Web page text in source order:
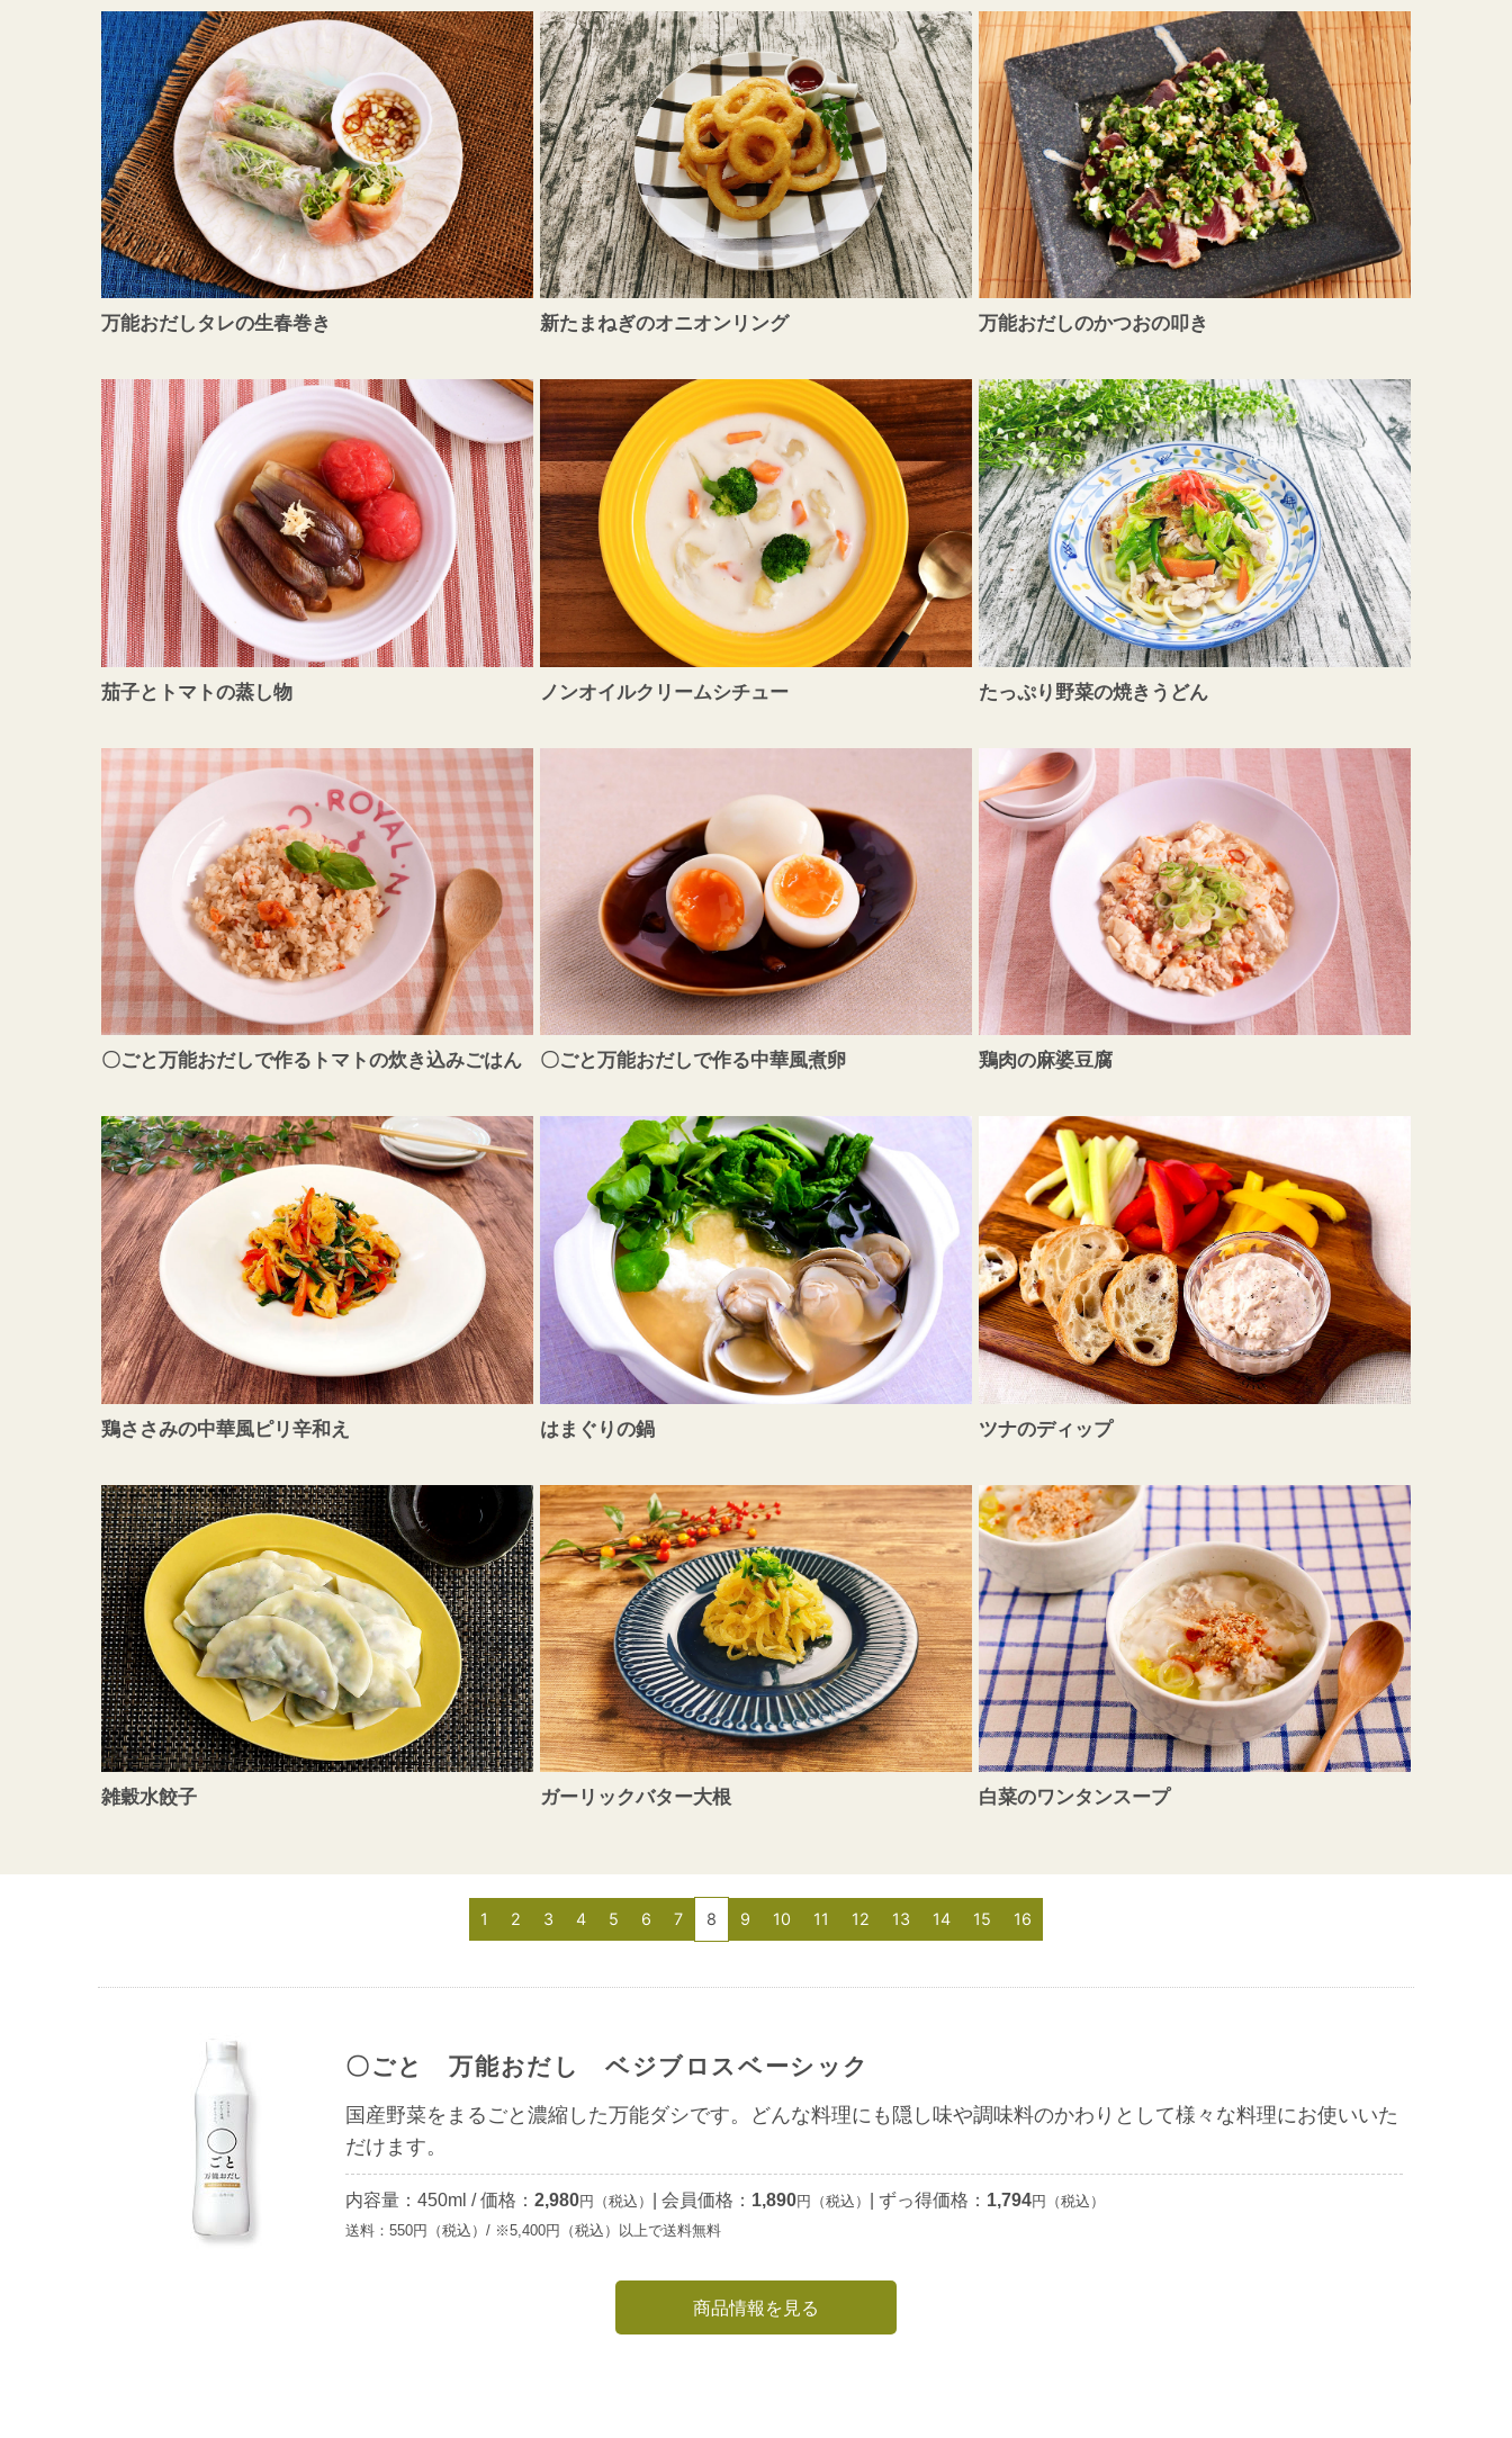
万能おだしタレの生春巻き 新たまねぎのオニオンリング 万能おだしのかつおの叩き
茄子とトマトの蒸し物 ノンオイルクリームシチュー たっぷり野菜の焼きうどん
〇ごと万能おだしで作るトマトの炊き込みごはん 〇ごと万能おだしで作る中華風煮卵 鶏肉の麻婆豆腐
鶏ささみの中華風ピリ辛和え はまぐりの鍋 ツナのディップ
雑穀水餃子 ガーリックバター大根 白菜のワンタンスープ
1 2 3 4 5 6 7 8 9 10 11 12 13 14 15 16
〇ごと 万能おだし ベジブロスベーシック
国産野菜をまるごと濃縮した万能ダシです。どんな料理にも隠し味や調味料のかわりとして様々な料理にお使いいた
だけます。
内容量：450ml / 価格： 2,980円（税込） 会員価格： 1,890円（税込） ずっ得価格： 1,794円（税込）
送料：550円（税込）/ ※5,400円（税込）以上で送料無料
商品情報を見る